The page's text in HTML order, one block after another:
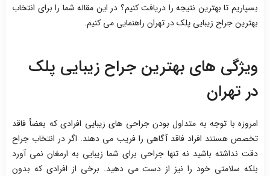
بسپاریم تا بهترین نتیجه را دریافت کنیم؟ در این مقاله شما را برای انتخاب
بهترین جراح زیبایی پلک در تهران راهنمایی می کنیم.
ویژگی های بهترین جراح زیبایی پلک
در تهران
امروزه با توجه به متداول بودن جراحی های زیبایی افرادی که بعضأ فاقد
تخصص هستند افراد فاقد آگاهی را فریب می دهند. اگر در انتخاب جراح
دقت نداشته باشید نه تنها جراحی برای شما زیبایی به ارمغان نمی آورد
بلکه سلامتی خود را نیز از دست می دهید. برخی از افرادی که بدون